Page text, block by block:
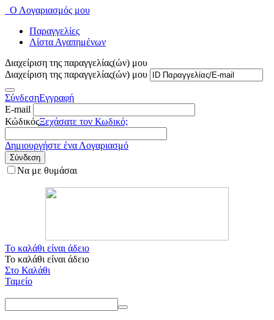
Ο Λογαριασμός μου
Παραγγελίες
Λίστα Αγαπημένων
Διαχείριση της παραγγελίας(ών) μου
Διαχείριση της παραγγελίας(ών) μου
ΣύνδεσηΕγγραφή
E-mail
ΚώδικόςΞεχάσατε τον Κωδικό;
Δημιουργήστε ένα Λογαριασμό
Σύνδεση
Να με θυμάσαι
Το καλάθι είναι άδειο
Το καλάθι είναι άδειο
Στο Καλάθι
Ταμείο